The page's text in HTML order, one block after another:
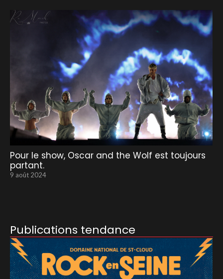
Pour le show, Oscar and the Wolf est toujours
partant.
9 août 2024
Publications tendance